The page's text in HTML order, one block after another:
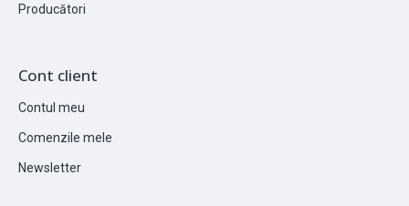
Producători
Cont client
Contul meu
Comenzile mele
Newsletter